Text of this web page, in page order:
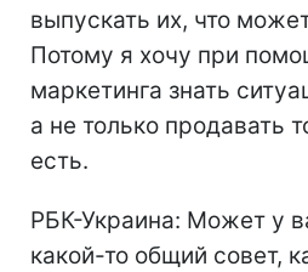
выпускать их, что
Потому я хочу при
маркетинга знать
а не только продавать
есть.
РБК-Украина: Может у
какой-то общий совет,